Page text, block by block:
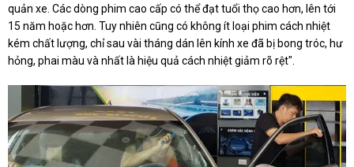
quản xe. Các dòng phim cao cấp có thể đạt tuổi thọ cao hơn, lên tới
15 năm hoặc hơn. Tuy nhiên cũng có không ít loại phim cách nhiệt
kém chất lượng, chỉ sau vài tháng dán lên kính xe đã bị bong tróc, hư
hỏng, phai màu và nhất là hiệu quả cách nhiệt giảm rõ rệt".